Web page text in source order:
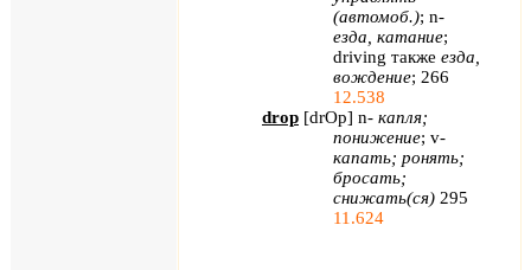
(автомоб.); n-
езда, катание;
driving также езда,
вождение; 266
12.538
drop [drOp] n- капля;
понижение; v-
капать; ронять;
бросать;
снижать(ся) 295
11.624